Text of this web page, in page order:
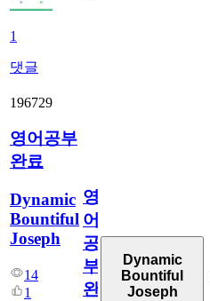
1
댓글
196729
영어공부
완료
Dynamic
Bountiful
Joseph
14
1
영
어
공
부
완
Dynamic
Bountiful
Joseph